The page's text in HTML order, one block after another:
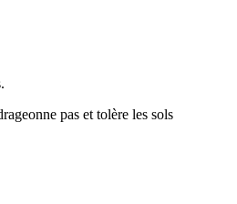
pas et tolère les sols